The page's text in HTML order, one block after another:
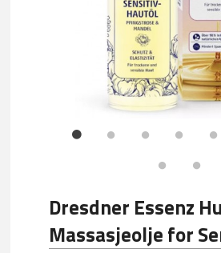
Dresdner Essenz
Massasjeolje for